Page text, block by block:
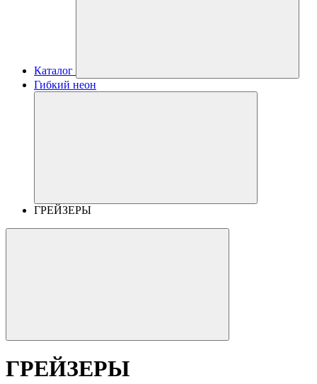
Каталог
Гибкий неон
ГРЕЙЗЕРЫ
ГРЕЙЗЕРЫ